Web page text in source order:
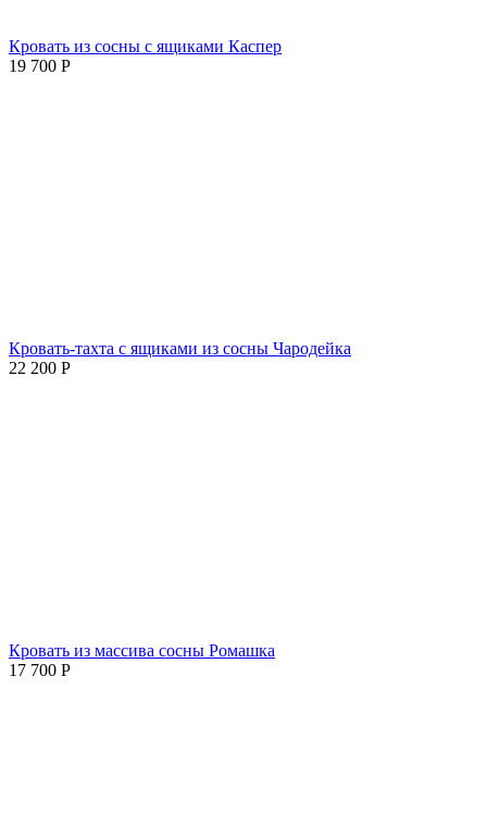
Кровать из сосны с ящиками Каспер
19 700 Р
Кровать-тахта с ящиками из сосны Чародейка
22 200 Р
Кровать из массива сосны Ромашка
17 700 Р